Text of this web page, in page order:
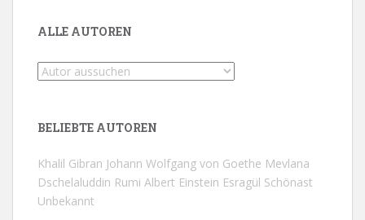
ALLE AUTOREN
BELIEBTE AUTOREN
Khalil Gibran Johann Wolfgang von Goethe Mevlana
Dschelaluddin Rumi Albert Einstein Esragül Schönast
Unbekannt